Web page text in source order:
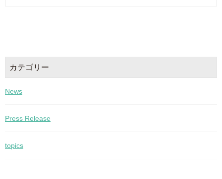
カテゴリー
News
Press Release
topics